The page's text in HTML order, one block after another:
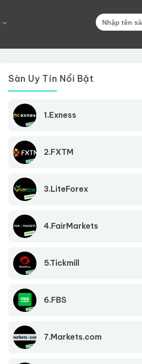
Search
for:
Sàn Uy Tín Nổi Bật
1.Exness
2.FXTM
3.LiteForex
4.FairMarkets
5.Tickmill
6.FBS
7.Markets.com